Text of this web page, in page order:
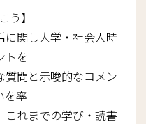
う】
に関し大学・社会人時
トを
問と示唆的なコメン
を率
これまでの学び・読書